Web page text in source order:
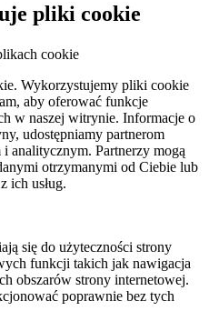
pliki cookie
cookie
Wykorzystujemy pliki cookie
aby oferować funkcje
w naszej witrynie. Informacje o
udostępniamy partnerom
analitycznym. Partnerzy mogą
otrzymanymi od Ciebie lub
ich usług.
się do użyteczności strony
funkcji takich jak nawigacja
obszarów strony internetowej.
poprawnie bez tych